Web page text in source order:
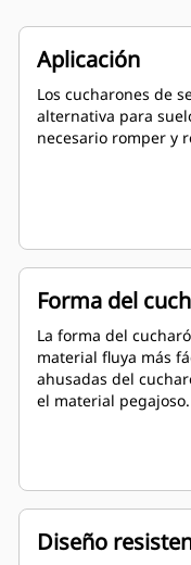
Aplicación
Los cucharones de
alternativa para
necesario romper y
Forma del
La forma del
material fluya más
ahusadas del
el material pegajoso.
Diseño